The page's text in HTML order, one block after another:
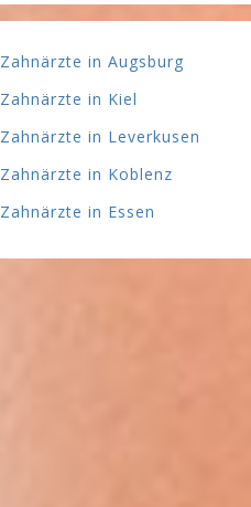
Zahnärzte in Augsburg
Zahnärzte in Kiel
Zahnärzte in Leverkusen
Zahnärzte in Koblenz
Zahnärzte in Essen